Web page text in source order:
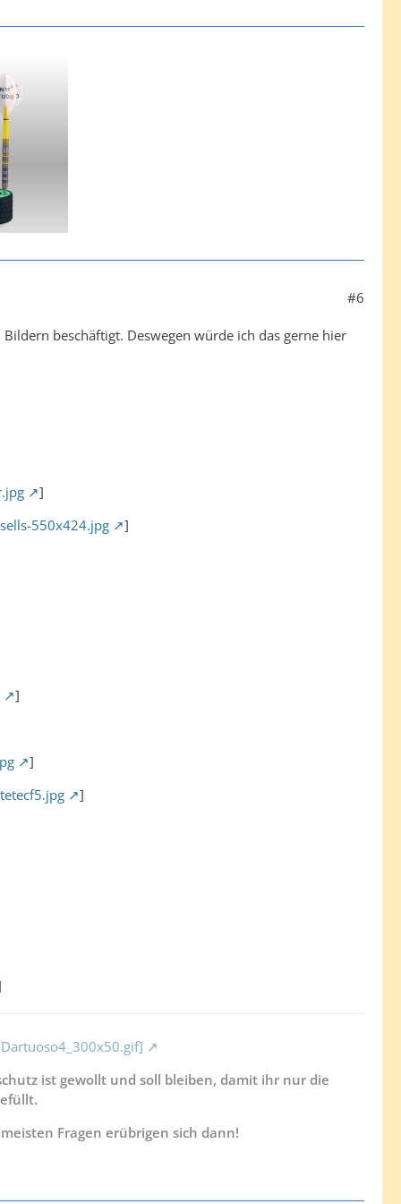
#6
beschäftigt. Deswegen würde ich das gerne hier
]
550x424.jpg
]
]
]
]
ist gewollt und soll bleiben, damit ihr nur die
Fragen erübrigen sich dann!